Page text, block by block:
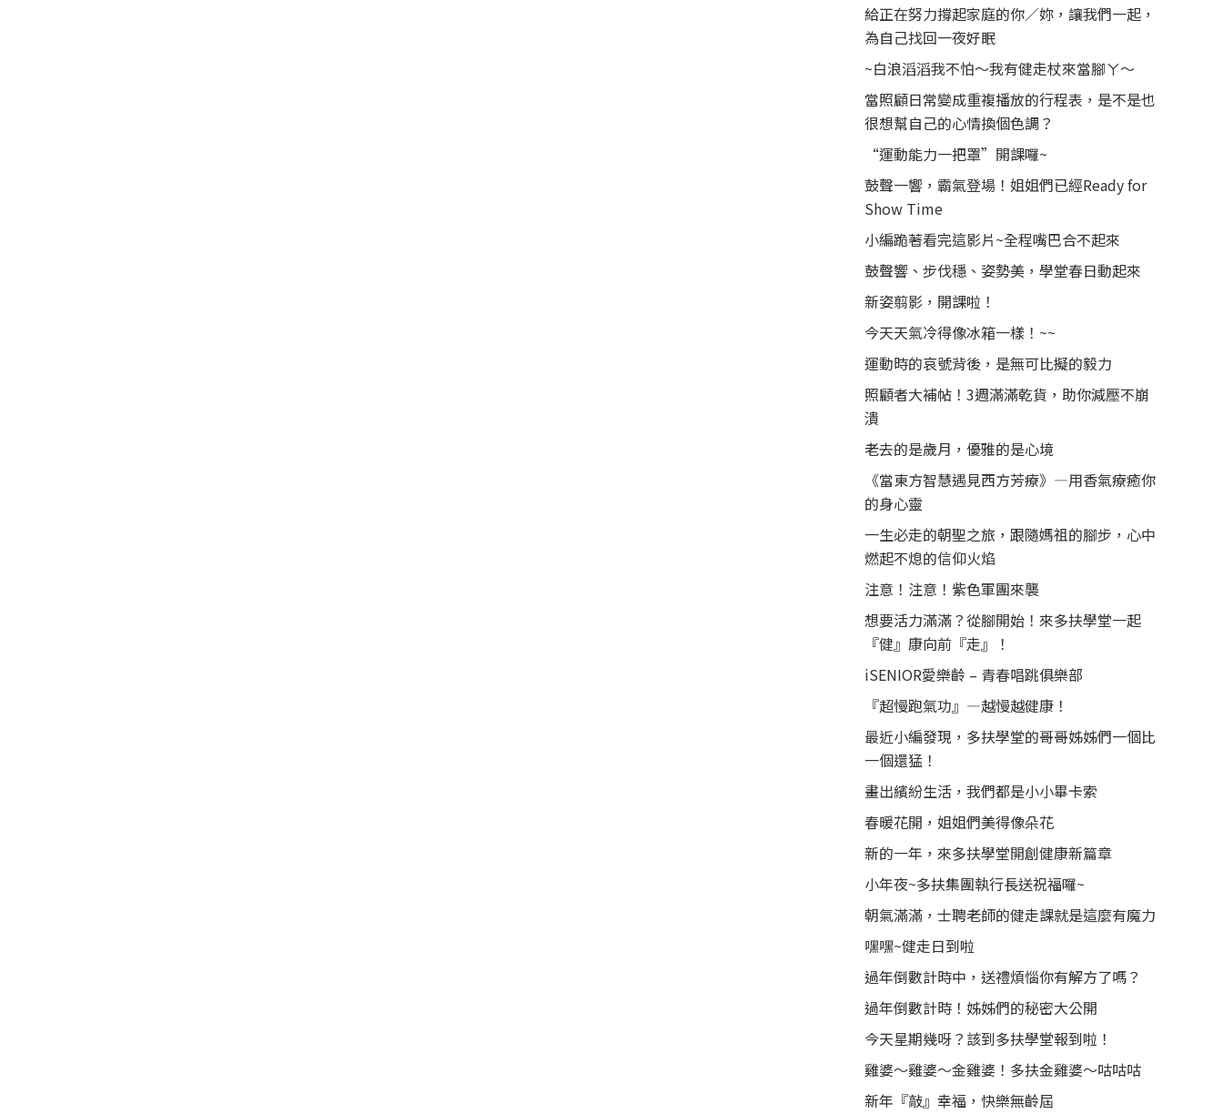
給正在努力撐起家庭的你／妳，讓我們一起，
為自己找回一夜好眠
~白浪滔滔我不怕～我有健走杖來當腳ㄚ～
當照顧日常變成重複播放的行程表，是不是也
很想幫自己的心情換個色調？
“運動能力一把罩”開課囉~
鼓聲一響，霸氣登場！姐姐們已經Ready for
Show Time
小編跪著看完這影片~全程嘴巴合不起來
鼓聲響、步伐穩、姿勢美，學堂春日動起來
新姿翦影，開課啦！
今天天氣冷得像冰箱一樣！~~
運動時的哀號背後，是無可比擬的毅力
照顧者大補帖！3週滿滿乾貨，助你減壓不崩
潰
老去的是歲月，優雅的是心境
《當東方智慧遇見西方芳療》—用香氣療癒你
的身心靈
一生必走的朝聖之旅，跟隨媽祖的腳步，心中
燃起不熄的信仰火焰
注意！注意！紫色軍團來襲
想要活力滿滿？從腳開始！來多扶學堂一起
『健』康向前『走』！
iSENIOR愛樂齡 – 青春唱跳俱樂部
『超慢跑氣功』—越慢越健康！
最近小編發現，多扶學堂的哥哥姊姊們一個比
一個還猛！
畫出繽紛生活，我們都是小小畢卡索
春暖花開，姐姐們美得像朵花
新的一年，來多扶學堂開創健康新篇章
小年夜~多扶集團執行長送祝福囉~
朝氣滿滿，士聘老師的健走課就是這麼有魔力
嘿嘿~健走日到啦
過年倒數計時中，送禮煩惱你有解方了嗎？
過年倒數計時！姊姊們的秘密大公開
今天星期幾呀？該到多扶學堂報到啦！
雞婆～雞婆～金雞婆！多扶金雞婆～咕咕咕
新年『敲』幸福，快樂無齡屆